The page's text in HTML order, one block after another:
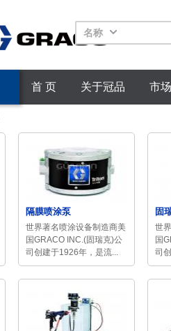
名称
首 页 关于冠品 市
隔膜喷涂泵
世界著名喷涂设备制造商美
国GRACO INC.(固瑞克)公
司创建于1926年，是流...
固
世
国
司